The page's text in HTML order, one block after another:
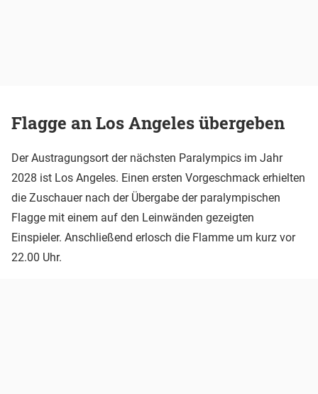
Flagge an Los Angeles übergeben
Der Austragungsort der nächsten Paralympics im Jahr
2028 ist Los Angeles. Einen ersten Vorgeschmack erhielten
die Zuschauer nach der Übergabe der paralympischen
Flagge mit einem auf den Leinwänden gezeigten
Einspieler. Anschließend erlosch die Flamme um kurz vor
22.00 Uhr.